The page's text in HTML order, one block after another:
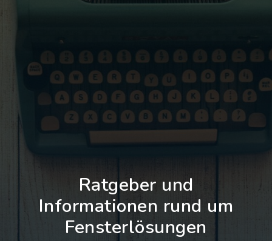
Ratgeber und
Informationen rund um
Fensterlösungen